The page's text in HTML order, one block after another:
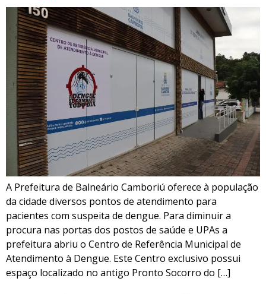
A Prefeitura de Balneário Camboriú oferece à população
da cidade diversos pontos de atendimento para
pacientes com suspeita de dengue. Para diminuir a
procura nas portas dos postos de saúde e UPAs a
prefeitura abriu o Centro de Referência Municipal de
Atendimento à Dengue. Este Centro exclusivo possui
espaço localizado no antigo Pronto Socorro do […]